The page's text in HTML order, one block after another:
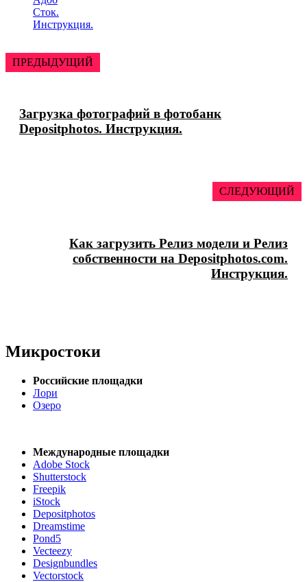
Сток.
Инструкция.
ПРЕДЫДУЩИЙ
Загрузка фотографий в фотобанк
Depositphotos. Инструкция.
СЛЕДУЮЩИЙ
Как загрузить Релиз модели и Релиз
собственности на Depositphotos.com.
Инструкция.
Микростоки
Российские площадки
Лори
Озеро
Международные площадки
Adobe Stock
Shutterstock
Freepik
iStock
Depositphotos
Dreamstime
Pond5
Vecteezy
Designbundles
Vectorstock